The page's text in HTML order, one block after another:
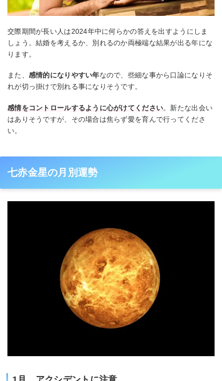
交際期間が長い人は2024年中に何らかの答えを出すようにしま
しょう。結婚を考えるか、別れるのか両極端な結果が出る年にな
ります。
また、 感情的になりやすい年なので、些細な事から口論になりそ
れが切っ掛けで別れる事になりそうです。
感情をコントロールするように心がけてください。新たな出会い
はありそうですが、その場合は焦らず愛を育んで行ってくださ
い。
七赤金星の月別運勢